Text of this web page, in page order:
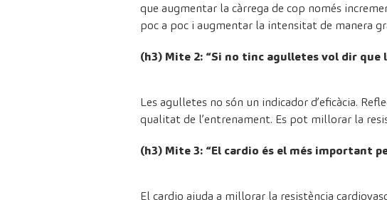
que augmentar la càrrega de cop només
poc a poc i augmentar la intensitat de manera
(h3) Mite 2: “Si no tinc agulletes vol dir que
Les agulletes no són un indicador d’eficàcia.
qualitat de l’entrenament. Es pot millorar la
(h3) Mite 3: “El cardio és el més important
El cardio ajuda a millorar la resistència